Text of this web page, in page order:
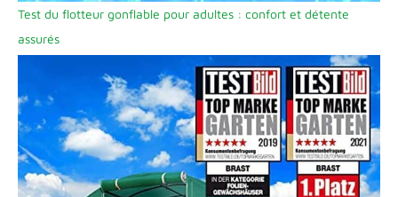
Test du flotteur gonflable pour adultes : confort et détente
assurés